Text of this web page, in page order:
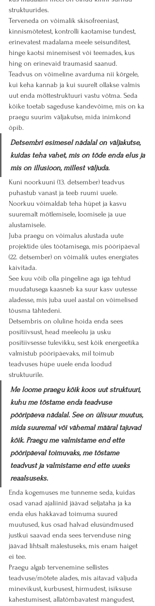
struktuurides.
Terveneda on võimalik skisofreeniast,
kinnismõtetest, kontrolli kaotamise tundest,
erinevatest madalama meele seisunditest,
hinge kaotsi minemisest või teemades, kus
hing on erinevaid traumasid saanud.
Teadvus on võimeline avarduma nii kõrgele,
kui keha kannab ja kui suurelt ollakse valmis
uut enda mõttestruktuuri vastu võtma. Seda
kõike toetab sageduse kandevõime, mis on ka
praegu suurim väljakutse, mida inimkond
õpib.
Detsembri esimesel nädalal on väljakutse,
kuidas teha vahet, mis on tõde enda elus ja
mis on illusioon, millest väljuda.
Kuni noorkuuni (13. detsember) teadvus
puhastub vanast ja teeb ruumi uuele.
Noorkuu võimaldab teha hüpet ja kasvu
suuremalt mõtlemisele, loomisele ja uue
alustamisele.
Juba praegu on võimalus alustada uute
projektide üles töötamisega, mis pööripäeval
(22. detsember) on võimalik uutes energiates
käivitada.
See kuu võib olla pingeline aga iga tehtud
muudatusega kaasneb ka suur kasv uutesse
aladesse, mis juba uuel aastal on võimelised
tõusma tähtedeni.
Detsembris on oluline hoida enda sees
positiivsust, head meeleolu ja usku
positiivsesse tulevikku, sest kõik energeetika
valmistub pööripäevaks, mil toimub
teadvuses hüpe uuele enda loodud
struktuurile.
Me loome praegu kõik koos uut struktuuri,
kuhu me tõstame enda teadvuse
pööripäeva nädalal. See on ülisuur muutus,
mida suuremal või vähemal määral tajuvad
kõik. Praegu me valmistame end ette
pööripäeval toimuvaks, me tõstame
teadvust ja valmistame end ette uueks
reaalsuseks.
Enda kogemuses me tunneme seda, kuidas
osad vanad ajaliinid jäävad seljataha ja ka
enda elus hakkavad toimuma suured
muutused, kus osad halvad elusündmused
justkui saavad enda sees tervenduse ning
jäävad lihtsalt mälestuseks, mis enam haiget
ei tee.
Praegu algab tervenemine sellistes
teadvuse/mõtete alades, mis aitavad väljuda
minevikust, kurbusest, hirmudest, isiksuse
kahestumisest, allatõmbavatest mängudest,